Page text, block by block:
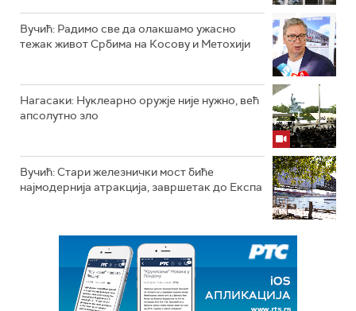
Вучић: Радимо све да олакшамо ужасно
тежак живот Србима на Косову и Метохији
Нагасаки: Нуклеарно оружје није нужно, већ
апсолутно зло
Вучић: Стари железнички мост биће
најмодернија атракција, завршетак до Експа